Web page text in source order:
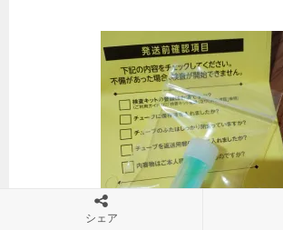
シェア